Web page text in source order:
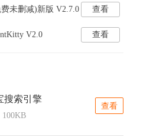
未删减)新版 V2.7.0 查看
V2.0 查看
搜索引擎
100KB
查看